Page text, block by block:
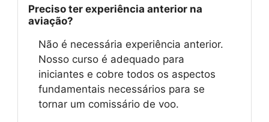
Preciso ter experiência anterior na
aviação?
Não é necessária experiência anterior.
Nosso curso é adequado para
iniciantes e cobre todos os aspectos
fundamentais necessários para se
tornar um comissário de voo.